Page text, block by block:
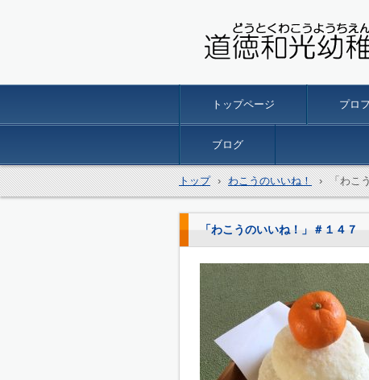
トップページ プロ
ブログ
トップ › わこうのいいね！ › 「わこ
「わこうのいいね！」＃１４７